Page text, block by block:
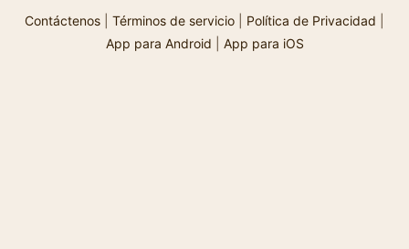
Contáctenos
Términos de servicio Política de Privacidad
App para Android
App para iOS